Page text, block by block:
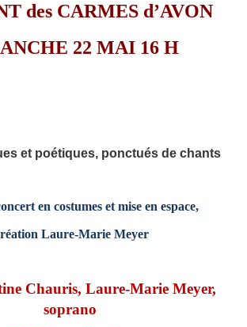
des CARMES d’AVON
22 MAI 16 H
et poétiques, ponctués de chants
en costumes et mise en espace,
Laure-Marie Meyer
Chauris, Laure-Marie Meyer,
soprano